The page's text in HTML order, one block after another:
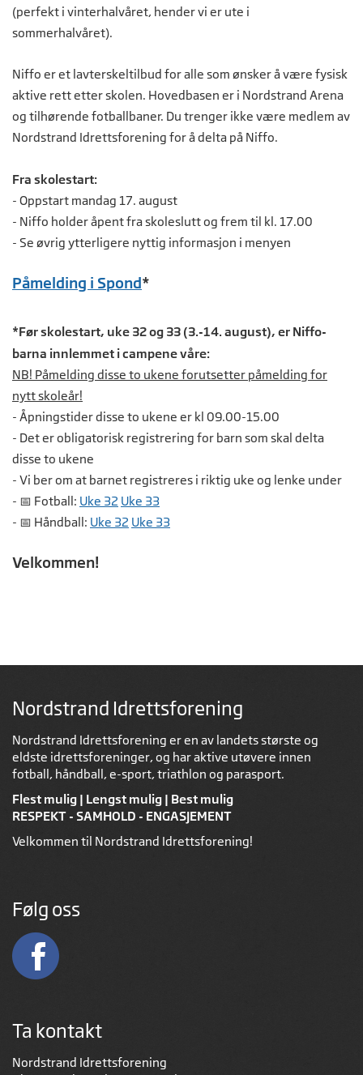
(perfekt i vinterhalvåret, hender vi er ute i
sommerhalvåret).
Niffo er et lavterskeltilbud for alle som ønsker å være fysisk
aktive rett etter skolen. Hovedbasen er i Nordstrand Arena
og tilhørende fotballbaner. Du trenger ikke være medlem av
Nordstrand Idrettsforening for å delta på Niffo.
Fra skolestart:
- Oppstart mandag 17. august
- Niffo holder åpent fra skoleslutt og frem til kl. 17.00
- Se øvrig ytterligere nyttig informasjon i menyen
Påmelding i Spond*
*Før skolestart, uke 32 og 33 (3.-14. august), er Niffo-
barna innlemmet i campene våre:
NB! Påmelding disse to ukene forutsetter påmelding for
nytt skoleår!
- Åpningstider disse to ukene er kl 09.00-15.00
- Det er obligatorisk registrering for barn som skal delta
disse to ukene
- Vi ber om at barnet registreres i riktig uke og lenke under
- 📅 Fotball: Uke 32 Uke 33
- 📅 Håndball: Uke 32 Uke 33
Velkommen!
Nordstrand Idrettsforening
Nordstrand Idrettsforening er en av landets største og
eldste idrettsforeninger, og har aktive utøvere innen
fotball, håndball, e-sport, triathlon og parasport.
Flest mulig | Lengst mulig | Best mulig
RESPEKT - SAMHOLD - ENGASJEMENT
Velkommen til Nordstrand Idrettsforening!
Følg oss
Ta kontakt
Nordstrand Idrettsforening